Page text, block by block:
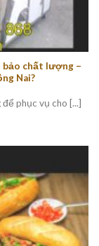
bảo chất lượng –
Nai?
phục vụ cho [...]